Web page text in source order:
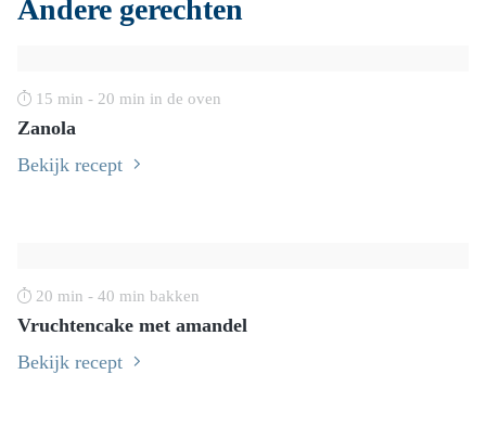
Andere gerechten
15 min - 20 min in de oven
Zanola
Bekijk recept
20 min - 40 min bakken
Vruchtencake met amandel
Bekijk recept